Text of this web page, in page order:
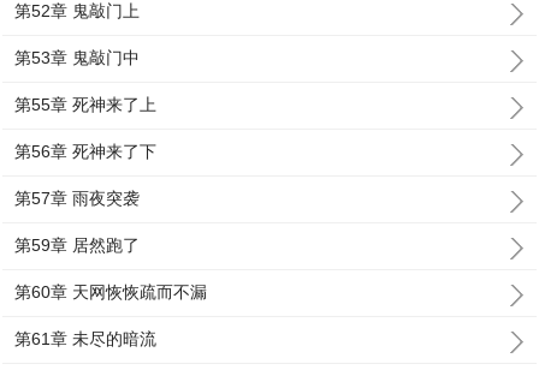
第52章 鬼敲门上
第53章 鬼敲门中
第55章 死神来了上
第56章 死神来了下
第57章 雨夜突袭
第59章 居然跑了
第60章 天网恢恢疏而不漏
第61章 未尽的暗流